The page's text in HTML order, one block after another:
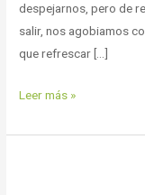
despejarnos, pero de
salir, nos agobiamos
que refrescar […]
Leer más »